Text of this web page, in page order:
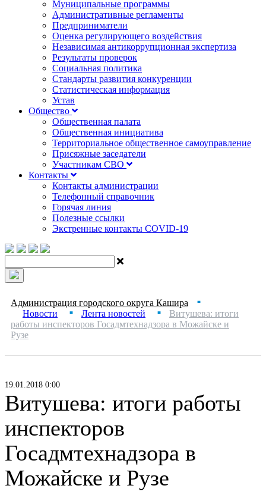
Муниципальные программы
Административные регламенты
Предприниматели
Оценка регулирующего воздействия
Независимая антикоррупционная экспертиза
Результаты проверок
Социальная политика
Стандарты развития конкуренции
Статистическая информация
Устав
Общество
Общественная палата
Общественная инициатива
Территориальное общественное самоуправление
Присяжные заседатели
Участникам СВО
Контакты
Контакты администрации
Телефонный справочник
Горячая линия
Полезные ссылки
Экстренные контакты COVID-19
Администрация городского округа Кашира ■
Новости ■ Лента новостей ■
Витушева: итоги
работы инспекторов Госадмтехнадзора в Можайске и
Рузе
19.01.2018 0:00
Витушева: итоги работы
инспекторов
Госадмтехнадзора в
Можайске и Рузе